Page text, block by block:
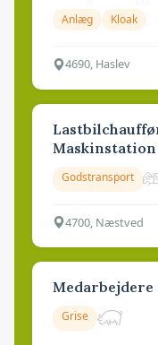
Anlæg Kloak
4690, Haslev
Maskinstation
Godstransport
4700, Næstved
Grise